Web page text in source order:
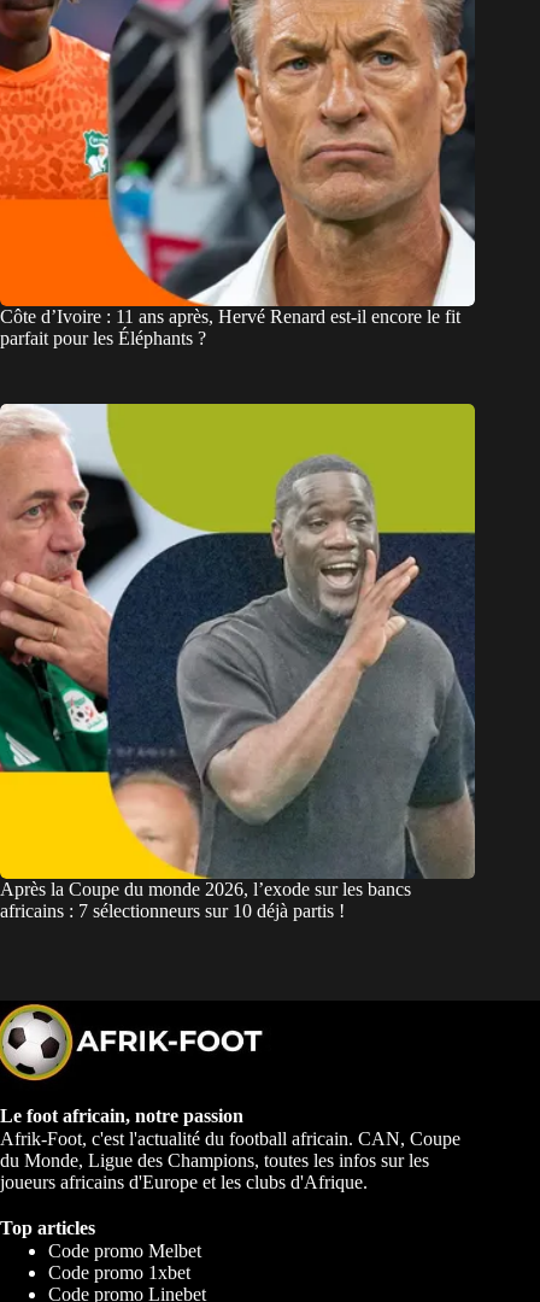
Côte d’Ivoire : 11 ans après, Hervé Renard est-il encore le fit
parfait pour les Éléphants ?
Après la Coupe du monde 2026, l’exode sur les bancs
africains : 7 sélectionneurs sur 10 déjà partis !
Le foot africain, notre passion
Afrik-Foot, c'est l'actualité du football africain. CAN, Coupe
du Monde, Ligue des Champions, toutes les infos sur les
joueurs africains d'Europe et les clubs d'Afrique.
Top articles
Code promo Melbet
Code promo 1xbet
Code promo Linebet